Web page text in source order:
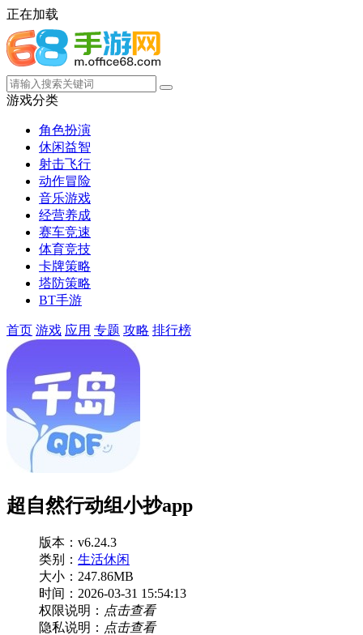
正在加载
游戏分类
角色扮演
休闲益智
射击飞行
动作冒险
音乐游戏
经营养成
赛车竞速
体育竞技
卡牌策略
塔防策略
BT手游
首页 游戏 应用 专题 攻略 排行榜
超自然行动组小抄app
版本：v6.24.3
类别： 生活休闲
大小：247.86MB
时间：2026-03-31 15:54:13
权限说明： 点击查看
隐私说明： 点击查看